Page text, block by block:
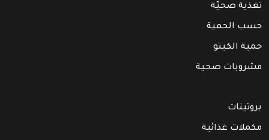
تغذية صحيّة
حسب الحمية
حمية الكيتو
مشروبات صحية
بروتينات
مكملات غذائية